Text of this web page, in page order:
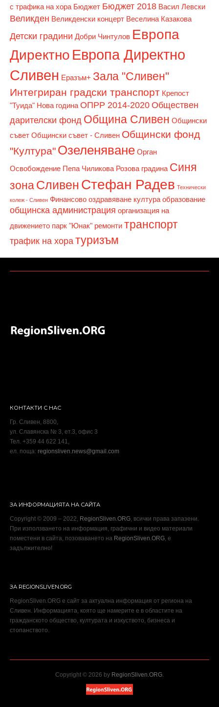
с трафика на хора Бюджет Бюджет 2018 Васил Левски
Великден Великденски концерт Веселина Казакова
Детски градини Добри Чинтулов Европа
Директно Европа Директно
Сливен Еразъм+ Зала "Сливен"
Интегриран градски транспорт Крепост
"Туида" Нова година ОПРР 2014-2020 Обществен
дарителски фонд Община Сливен Общински
съвет Общински съвет - Сливен Общински фонд
"Култура" Озеленяване Орган
Освобождение Пепа Чиликова Розова градина Синя
зонаСливен Стефан Радев Технически
колеж - Сливен Финансово оздравяване култура образование
общинска администрация организация на
движението парк "Юнак" ремонти транспорт
трафик на хора туризъм
КОНТАКТИ С НАС
Гр. Сливен, 8800,
ул. Славянска № 3, ет.3, офис 3
Тел. +359 44 622 141,
ел. поща: regionsliven.news@gmail.com
ЗА ИНФОРМАЦИЯТА НА САЙТА
Copyright © 2009 – 2022, RegionSliven.ORG, всички права запазени.
При използването на информация, графични и видео материали
поместени в сайта, позоваването на RegionSliven.ORG, е
задължително!
ЗА REGIONSLIVEN.ORG
RegionSliven.ORG е сайт за актуална информация от региона на
Сливен. Информацията, която ще намерите е в областите на
гражданското общество, културата и изкуството, бизнеса и
стопанството.
Copyright © 2026 by RegionSliven.ORG.